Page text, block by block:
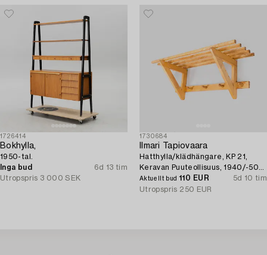
1726414
Bokhylla,
1950-tal.
Inga bud
6d 13 tim
Utropspris 3 000 SEK
1730684
Ilmari Tapiovaara
Hatthylla/klädhängare, KP 21,
Keravan Puuteollisuus, 1940/-50-
tal.
Aktuellt bud 110 EUR
5d 10 tim
Utropspris 250 EUR